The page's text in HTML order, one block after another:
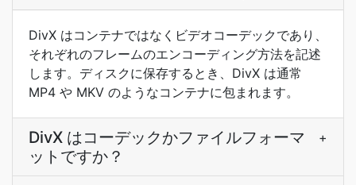
DivX はコンテナではなくビデオコーデックであり、
それぞれのフレームのエンコーディング方法を記述
します。ディスクに保存するとき、DivX は通常
MP4 や MKV のようなコンテナに包まれます。
DivX はコーデックかファイルフォーマ
ットですか？
+